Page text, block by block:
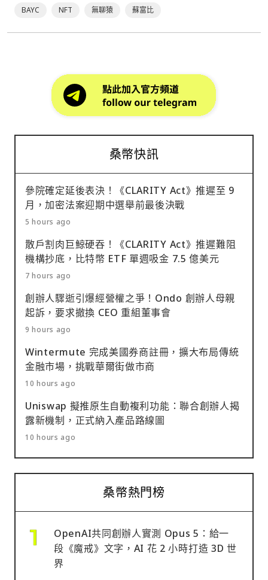
BAYC NFT 無聊猿 蘇富比
桑幣快訊
參院確定延後表決！《CLARITY Act》推遲至 9
月，加密法案迎期中選舉前最後決戰
5 hours ago
散戶割肉巨鯨硬吞！《CLARITY Act》推遲難阻
機構抄底，比特幣 ETF 單週吸金 7.5 億美元
7 hours ago
創辦人驟逝引爆經營權之爭！Ondo 創辦人母親
起訴，要求撤換 CEO 重組董事會
9 hours ago
Wintermute 完成美國券商註冊，擴大布局傳統
金融市場，挑戰華爾街做市商
10 hours ago
Uniswap 擬推原生自動複利功能：聯合創辦人揭
露新機制，正式納入產品路線圖
10 hours ago
桑幣熱門榜
OpenAI共同創辦人實測 Opus 5：給一
段《魔戒》文字，AI 花 2 小時打造 3D 世
界